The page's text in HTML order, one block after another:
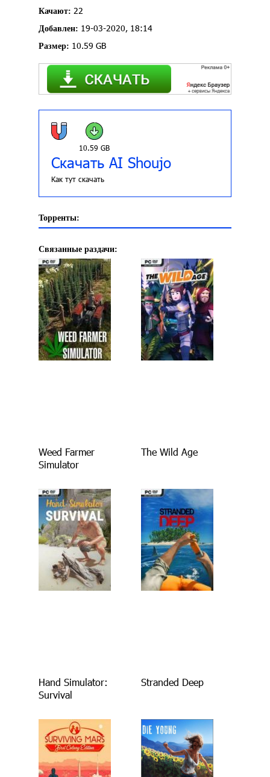
Качают: 22
Добавлен: 19-03-2020, 18:14
Размер: 10.59 GB
10.59 GB
Скачать AI Shoujo
Как тут скачать
Торренты:
Связанные раздачи:
Weed Farmer
Simulator
The Wild Age
Hand Simulator:
Survival
Stranded Deep